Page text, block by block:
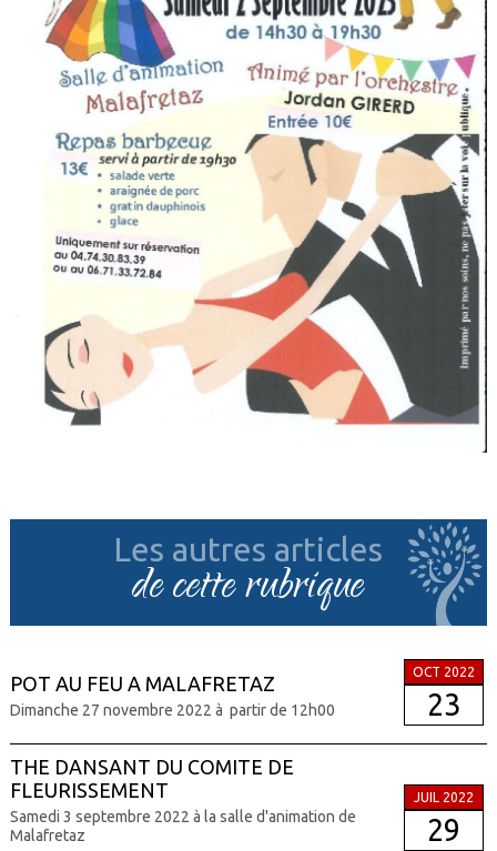
Les autres articles
de cette rubrique
POT AU FEU A MALAFRETAZ
Dimanche 27 novembre 2022 à partir de 12h00
OCT 2022
23
THE DANSANT DU COMITE DE
FLEURISSEMENT
Samedi 3 septembre 2022 à la salle d'animation de
Malafretaz
JUIL 2022
29